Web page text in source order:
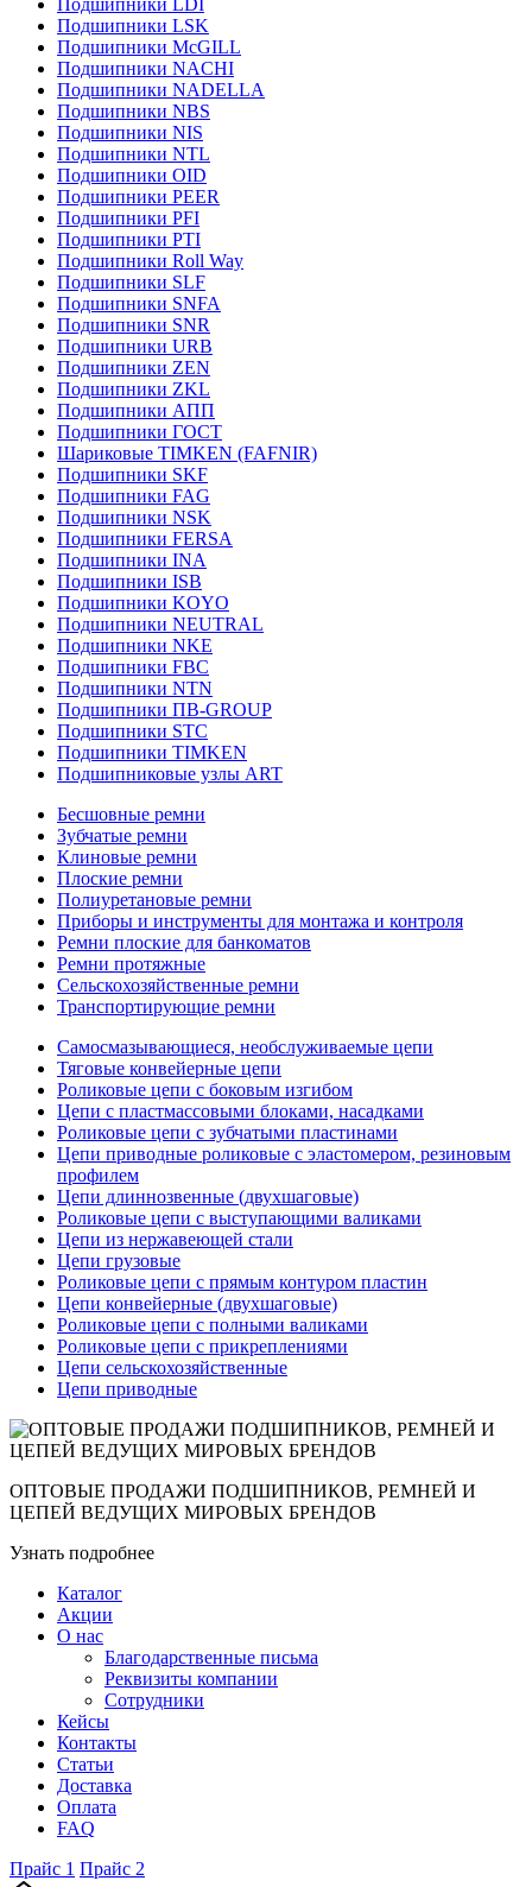
Подшипники LDI
Подшипники LSK
Подшипники McGILL
Подшипники NACHI
Подшипники NADELLA
Подшипники NBS
Подшипники NIS
Подшипники NTL
Подшипники OID
Подшипники PEER
Подшипники PFI
Подшипники PTI
Подшипники Roll Way
Подшипники SLF
Подшипники SNFA
Подшипники SNR
Подшипники URB
Подшипники ZEN
Подшипники ZKL
Подшипники АПП
Подшипники ГОСТ
Шариковые ТІMKEN (FAFNIR)
Подшипники SKF
Подшипники FAG
Подшипники NSK
Подшипники FERSA
Подшипники INA
Подшипники ISB
Подшипники KOYO
Подшипники NEUTRAL
Подшипники NKE
Подшипники FBC
Подшипники NTN
Подшипники ПВ-GROUP
Подшипники STC
Подшипники TIMKEN
Подшипниковые узлы ART
Бесшовные ремни
Зубчатые ремни
Клиновые ремни
Плоские ремни
Полиуретановые ремни
Приборы и инструменты для монтажа и контроля
Ремни плоские для банкоматов
Ремни протяжные
Сельскохозяйственные ремни
Транспортирующие ремни
Самосмазывающиеся, необслуживаемые цепи
Тяговые конвейерные цепи
Роликовые цепи с боковым изгибом
Цепи с пластмассовыми блоками, насадками
Роликовые цепи с зубчатыми пластинами
Цепи приводные роликовые с эластомером, резиновым
профилем
Цепи длиннозвенные (двухшаговые)
Роликовые цепи с выступающими валиками
Цепи из нержавеющей стали
Цепи грузовые
Роликовые цепи с прямым контуром пластин
Цепи конвейерные (двухшаговые)
Роликовые цепи с полными валиками
Роликовые цепи с прикреплениями
Цепи сельскохозяйственные
Цепи приводные
ОПТОВЫЕ ПРОДАЖИ ПОДШИПНИКОВ, РЕМНЕЙ И
ЦЕПЕЙ ВЕДУЩИХ МИРОВЫХ БРЕНДОВ
Узнать подробнее
Каталог
Акции
О нас
Благодарственные письма
Реквизиты компании
Сотрудники
Кейсы
Контакты
Статьи
Доставка
Оплата
FAQ
Прайс 1 Прайс 2